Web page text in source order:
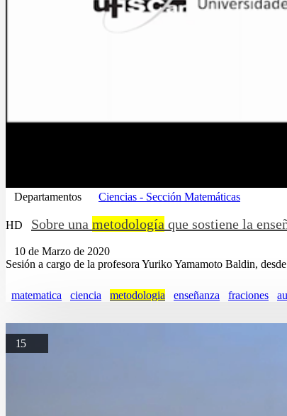
Departamentos Ciencias - Sección Matemáticas
HD Sobre una metodología que sostiene la
10 de Marzo de 2020
Sesión a cargo de la profesora Yuriko Yamamoto Baldin,
matematica ciencia metodologia enseñanza fraciones
15